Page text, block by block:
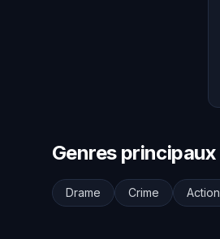
Genres principaux
Drame Crime Action